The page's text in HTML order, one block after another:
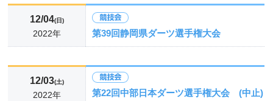
12/04(日)
2022年 第39回静岡県ダーツ選手権大会
12/03(土)
2022年 第22回中部日本ダーツ選手権大会 (中止)